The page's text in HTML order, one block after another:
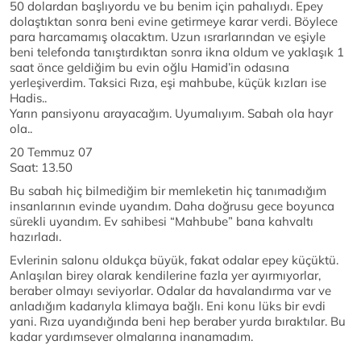
50 dolardan başlıyordu ve bu benim için pahalıydı. Epey
dolaştıktan sonra beni evine getirmeye karar verdi. Böylece
para harcamamış olacaktım. Uzun ısrarlarından ve eşiyle
beni telefonda tanıştırdıktan sonra ikna oldum ve yaklaşık 1
saat önce geldiğim bu evin oğlu Hamid’in odasına
yerleşiverdim. Taksici Rıza, eşi mahbube, küçük kızları ise
Hadis..
Yarın pansiyonu arayacağım. Uyumalıyım. Sabah ola hayr
ola..
20 Temmuz 07
Saat: 13.50
Bu sabah hiç bilmediğim bir memleketin hiç tanımadığım
insanlarının evinde uyandım. Daha doğrusu gece boyunca
sürekli uyandım. Ev sahibesi “Mahbube” bana kahvaltı
hazırladı.
Evlerinin salonu oldukça büyük, fakat odalar epey küçüktü.
Anlaşılan birey olarak kendilerine fazla yer ayırmıyorlar,
beraber olmayı seviyorlar. Odalar da havalandırma var ve
anladığım kadarıyla klimaya bağlı. Eni konu lüks bir evdi
yani. Rıza uyandığında beni hep beraber yurda bıraktılar. Bu
kadar yardımsever olmalarına inanamadım.